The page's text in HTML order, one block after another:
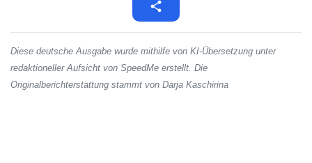
Diese deutsche Ausgabe wurde mithilfe von KI-Übersetzung unter
redaktioneller Aufsicht von SpeedMe erstellt. Die
Originalberichterstattung stammt von Darja Kaschirina